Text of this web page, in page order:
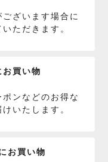
ざいます場合に
ただきます。
お買い物
ンなどのお得な
いたします。
お買い物